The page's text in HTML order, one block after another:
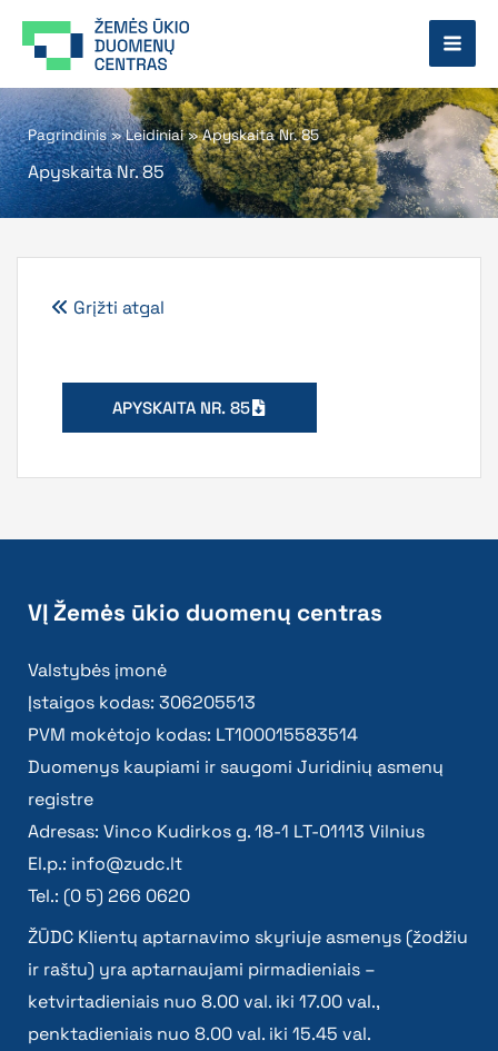
prie
Pagrindinis»Leidiniai»Apyskaita Nr. 85
Apyskaita Nr. 85
Grįžti atgal
APYSKAITA NR. 85
VĮ Žemės ūkio duomenų centras
Valstybės įmonė
Įstaigos kodas: 306205513
PVM mokėtojo kodas: LT100015583514
Duomenys kaupiami ir saugomi Juridinių asmenų
registre
Adresas: Vinco Kudirkos g. 18-1 LT-01113 Vilnius
El.p.: info@zudc.lt
Tel.: (0 5) 266 0620
ŽŪDC Klientų aptarnavimo skyriuje asmenys (žodžiu
ir raštu) yra aptarnaujami pirmadieniais –
ketvirtadieniais nuo 8.00 val. iki 17.00 val.,
penktadieniais nuo 8.00 val. iki 15.45 val.